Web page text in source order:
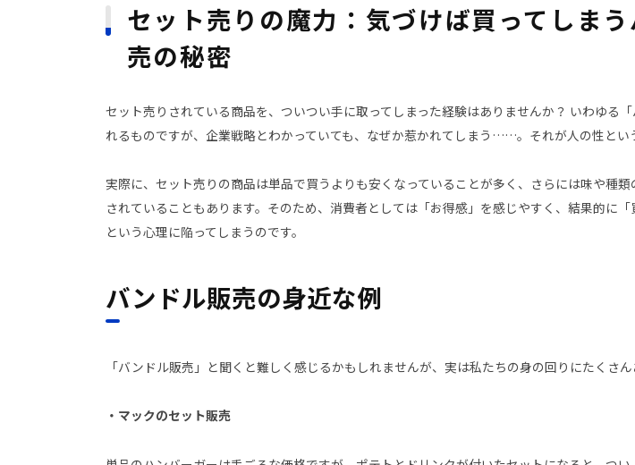
セット売りの魔力：気づけば買ってしま
売の秘密
セット売りされている商品を、ついつい手に取ってしまった経験はありませんか？ いわゆる
れるものですが、企業戦略とわかっていても、なぜか惹かれてしまう……。それが人の性とい
実際に、セット売りの商品は単品で買うよりも安くなっていることが多く、さらには味や種
されていることもあります。そのため、消費者としては「お得感」を感じやすく、結果的に「
という心理に陥ってしまうのです。
バンドル販売の身近な例
「バンドル販売」と聞くと難しく感じるかもしれませんが、実は私たちの身の回りにたくさん
・マックのセット販売